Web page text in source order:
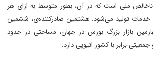
ناخالص ملی است که در آن، بطور متوسط به ازای هر
کالا و خدمات تولید می‌شود. هشتمین صادرکننده‌ی، ششمین
بازار بزرگ بورس در جهان، مساحتی در حدود
جمعیتی برابر با کشور اتیوپی دارد.